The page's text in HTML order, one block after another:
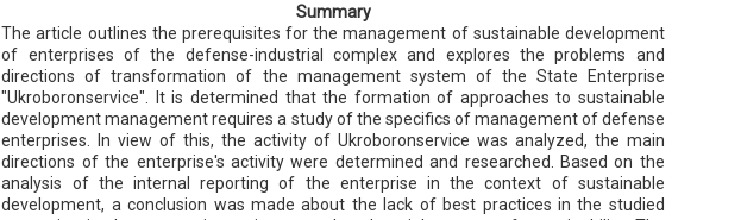
Summary
The article outlines the prerequisites for the management of sustainable development
of enterprises of the defense-industrial complex and explores the problems and
directions of transformation of the management system of the State Enterprise
"Ukroboronservice". It is determined that the formation of approaches to sustainable
development management requires a study of the specifics of management of defense
enterprises. In view of this, the activity of Ukroboronservice was analyzed, the main
directions of the enterprise's activity were determined and researched. Based on the
analysis of the internal reporting of the enterprise in the context of sustainable
development, a conclusion was made about the lack of best practices in the studied